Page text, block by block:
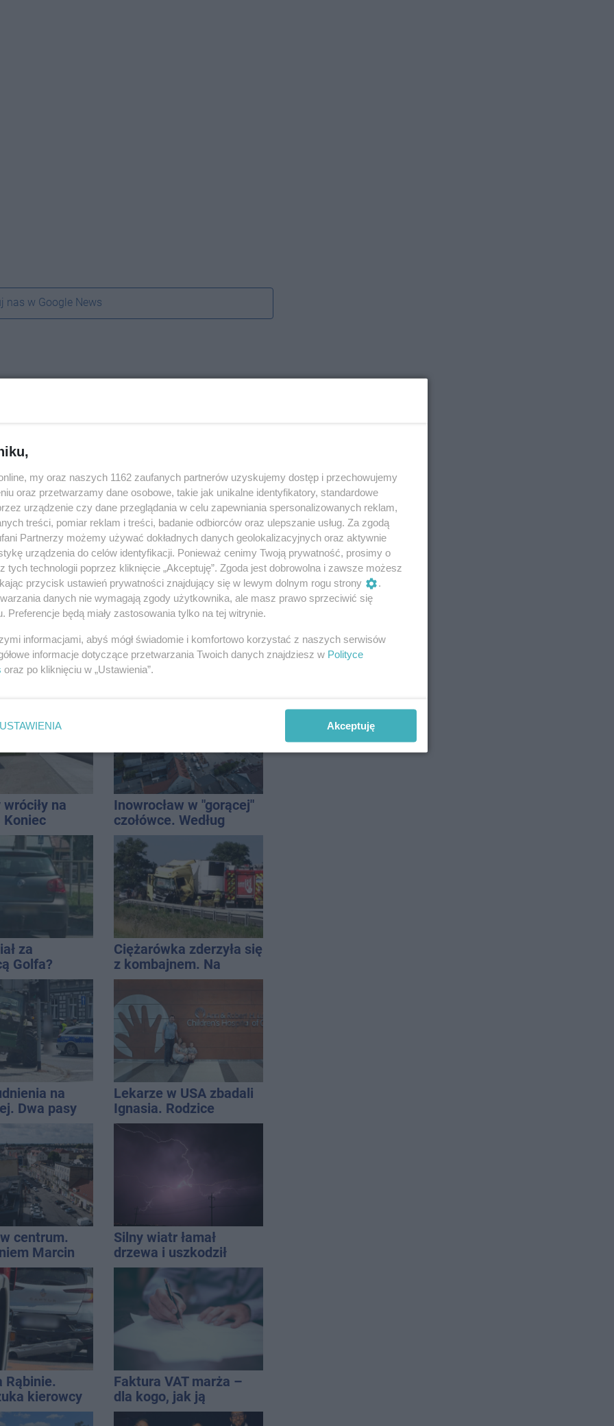
nas w Google News
pasażerów
Pięciu nietrzeźwych
uczestników ruchu
na
Koniec
Inowrocław w "gorącej"
czołówce. Według
analizy Onetu nasze
miasto jest jednym z
najbardziej narażonych
na upały
za
Golfa?
po
Ciężarówka zderzyła się
z kombajnem. Na
miejscu lądował
śmigłowiec LPR
na
Dwa pasy
przyczepa od
Lekarze w USA zbadali
Ignasia. Rodzice
przekazali wieści
centrum.
Marcin
w błędzie
Silny wiatr łamał
drzewa i uszkodził
dach. To nie koniec
ostrzeżeń
Rąbinie.
kierowcy
Faktura VAT marża –
dla kogo, jak ją
wystawić i jak rozliczyć
my oraz naszych 1162 zaufanych partnerów uzyskujemy dostęp i przechowujemy
oraz przetwarzamy dane osobowe, takie jak unikalne identyfikatory, standardowe
urządzenie czy dane przeglądania w celu zapewniania spersonalizowanych reklam,
treści, pomiar reklam i treści, badanie odbiorców oraz ulepszanie usług. Za zgodą
Partnerzy możemy używać dokładnych danych geolokalizacyjnych oraz aktywnie
urządzenia do celów identyfikacji. Ponieważ cenimy Twoją prywatność, prosimy o
tych technologii poprzez kliknięcie „Akceptuję”. Zgoda jest dobrowolna i zawsze możesz
przycisk ustawień prywatności znajdujący się w lewym dolnym rogu strony
.
danych nie wymagają zgody użytkownika, ale masz prawo sprzeciwić się
Preferencje będą miały zastosowania tylko na tej witrynie.
informacjami, abyś mógł świadomie i komfortowo korzystać z naszych serwisów
informacje dotyczące przetwarzania Twoich danych znajdziesz w Polityce
oraz po kliknięciu w „Ustawienia”.
USTAWIENIA Akceptuję